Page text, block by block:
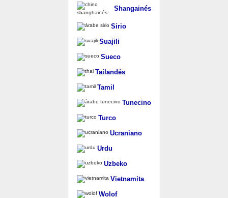
Shangainés
Sirio
Suajili
Sueco
Tailandés
Tamil
Tunecino
Turco
Ucraniano
Urdu
Uzbeko
Vietnamita
Wolof